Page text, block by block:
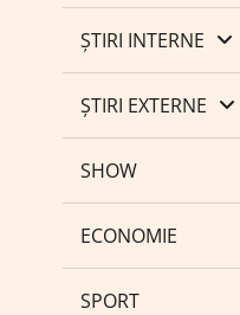
ȘTIRI INTERNE
ȘTIRI EXTERNE
SHOW
ECONOMIE
SPORT